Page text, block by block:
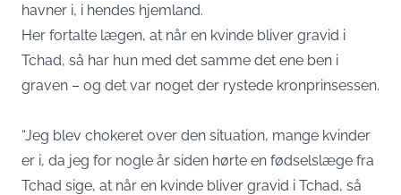
havner i, i hendes hjemland.
Her fortalte lægen, at når en kvinde bliver gravid i
Tchad, så har hun med det samme det ene ben i
graven – og det var noget der rystede kronprinsessen.
“Jeg blev chokeret over den situation, mange kvinder
er i, da jeg for nogle år siden hørte en fødselslæge fra
Tchad sige, at når en kvinde bliver gravid i Tchad, så